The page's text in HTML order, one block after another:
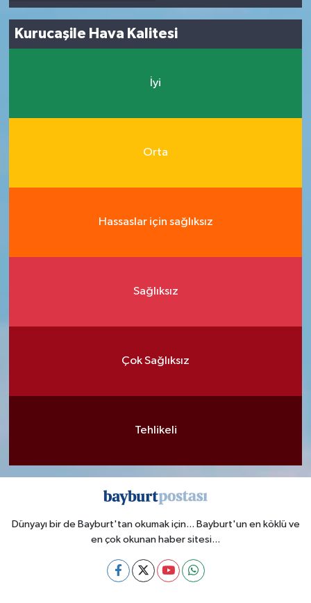
Kurucaşile Hava Kalitesi
İyi
Orta
Hassaslar için sağlıksız
Sağlıksız
Çok Sağlıksız
Tehlikeli
Dünyayı bir de Bayburt'tan okumak için... Bayburt'un en köklü ve
en çok okunan haber sitesi...